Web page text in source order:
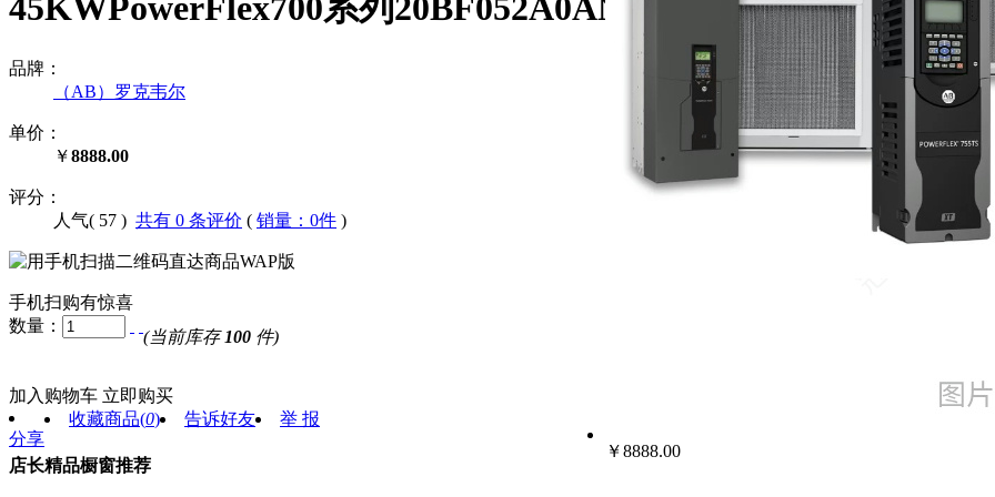
品牌：
（AB）罗克韦尔
单价：
￥8888.00
评分：
人气( 57 ) 共有 0 条评价 ( 销量：0件 )
手机扫购有惊喜
数量：
(当前库存 100 件)
加入购物车 立即购买
分享
收藏商品(0) 告诉好友
举 报
￥8888.00
店长精品橱窗推荐